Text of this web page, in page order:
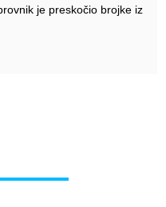
je preskočio brojke iz